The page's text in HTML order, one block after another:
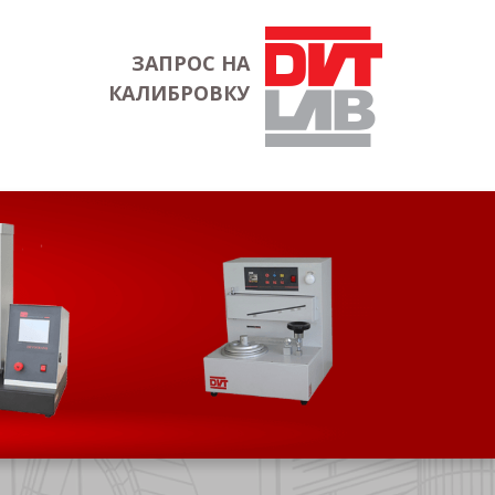
ЗАПРОС НА
КАЛИБРОВКУ